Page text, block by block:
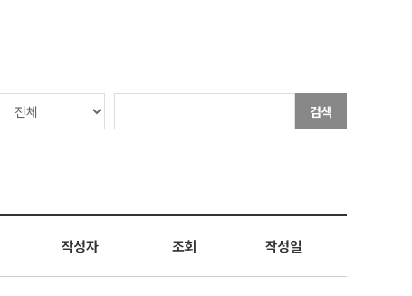
검색
작성자 조회 작성일